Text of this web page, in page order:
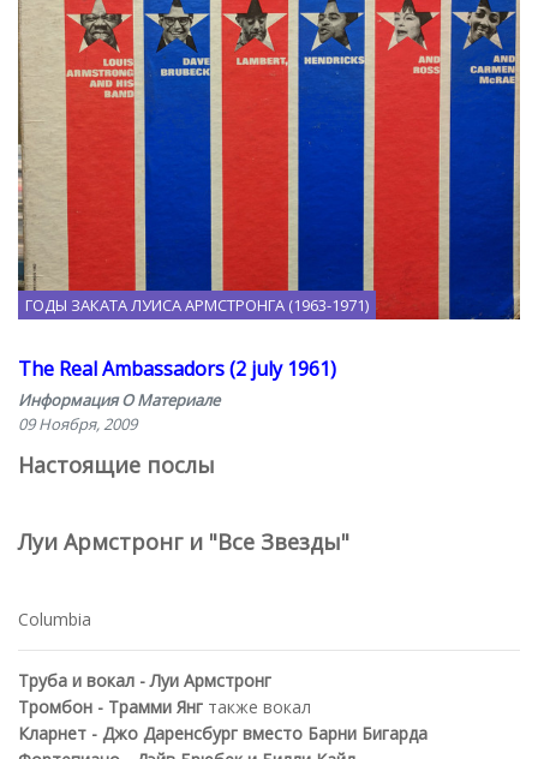
ГОДЫ ЗАКАТА ЛУИСА АРМСТРОНГА (1963-1971)
The Real Ambassadors (2 july 1961)
Информация О Материале
09 Ноября, 2009
Настоящие послы
Луи Армстронг и "Все Звезды"
Columbia
Труба и вокал - Луи Армстронг
Тромбон - Трамми Янг также вокал
Кларнет - Джо Даренсбург вместо Барни Бигарда